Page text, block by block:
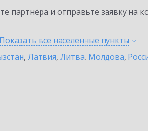
и отправьте заявку на
Показать все населенные пункты
, Латвия, Литва, Молдова,